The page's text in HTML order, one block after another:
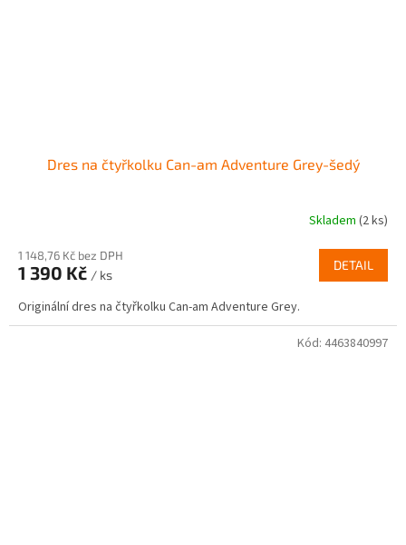
Dres na čtyřkolku Can-am Adventure Grey-šedý
Skladem (2 ks)
1 148,76 Kč bez DPH
1 390 Kč / ks
DETAIL
Originální dres na čtyřkolku Can-am Adventure Grey.
Kód: 4463840997